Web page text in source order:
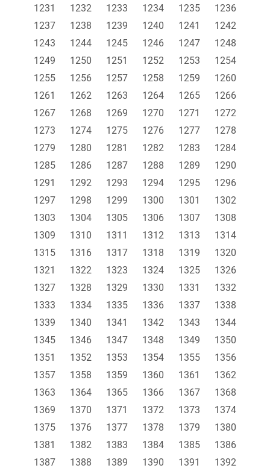
1231
1232 1233 1234 1235
1236
1237
1238 1239 1240 1241
1242
1243
1244 1245 1246 1247
1248
1249
1250 1251 1252 1253
1254
1255
1256 1257 1258 1259
1260
1261
1262 1263 1264 1265
1266
1267
1268 1269 1270 1271
1272
1273
1274 1275 1276 1277
1278
1279
1280 1281 1282 1283
1284
1285
1286 1287 1288 1289
1290
1291
1292 1293 1294 1295
1296
1297
1298 1299 1300 1301
1302
1303
1304 1305 1306 1307
1308
1309
1310 1311 1312 1313
1314
1315
1316 1317 1318 1319
1320
1321
1322 1323 1324 1325
1326
1327
1328 1329 1330 1331
1332
1333
1334 1335 1336 1337
1338
1339
1340 1341 1342 1343
1344
1345
1346 1347 1348 1349
1350
1351
1352 1353 1354 1355
1356
1357
1358 1359 1360 1361
1362
1363
1364 1365 1366 1367
1368
1369
1370 1371 1372 1373
1374
1375
1376 1377 1378 1379
1380
1381
1382 1383 1384 1385
1386
1387
1388 1389 1390 1391
1392